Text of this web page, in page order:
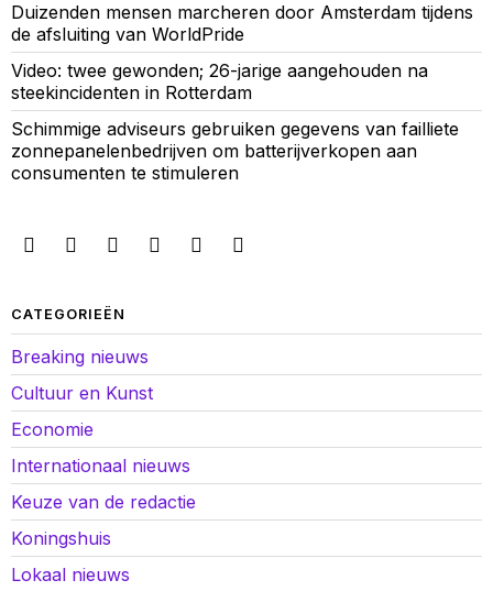
Duizenden mensen marcheren door Amsterdam tijdens
de afsluiting van WorldPride
Video: twee gewonden; 26-jarige aangehouden na
steekincidenten in Rotterdam
Schimmige adviseurs gebruiken gegevens van failliete
zonnepanelenbedrijven om batterijverkopen aan
consumenten te stimuleren
CATEGORIEËN
Breaking nieuws
Cultuur en Kunst
Economie
Internationaal nieuws
Keuze van de redactie
Koningshuis
Lokaal nieuws